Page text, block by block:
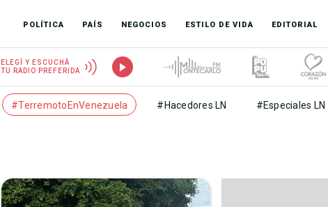
POLÍTICA PAÍS NEGOCIOS ESTILO DE VIDA EDITORIAL
ELEGÍ Y ESCUCHÁ
TU RADIO PREFERIDA
#TerremotoEnVenezuela #Hacedores LN #Especiales LN